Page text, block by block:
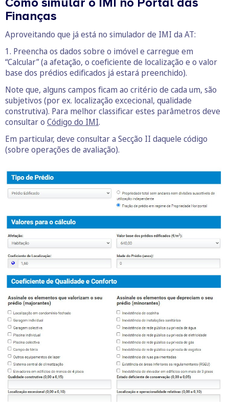
Como simular o IMI no Portal das
Finanças
Aproveitando que já está no simulador de IMI da AT:
1. Preencha os dados sobre o imóvel e carregue em
“Calcular” (a afetação, o coeficiente de localização e o valor
base dos prédios edificados já estará preenchido).
Note que, alguns campos ficam ao critério de cada um, são
subjetivos (por ex. localização excecional, qualidade
construtiva). Para melhor classificar estes parâmetros deve
consultar o Código do IMI.
Em particular, deve consultar a Secção II daquele código
(sobre operações de avaliação).